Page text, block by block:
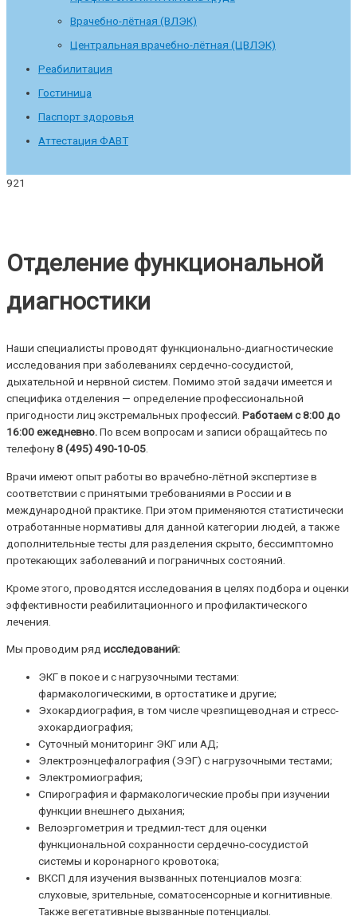
Врачебно-лётная (ВЛЭК)
Центральная врачебно-лётная (ЦВЛЭК)
Реабилитация
Гостиница
Паспорт здоровья
Аттестация ФАВТ
Отделение функциональной
диагностики
Наши специалисты проводят функционально-диагностические
исследования при заболеваниях сердечно-сосудистой,
дыхательной и нервной систем. Помимо этой задачи имеется и
специфика отделения — определение профессиональной
пригодности лиц экстремальных профессий. Работаем с 8:00 до
16:00 ежедневно.По всем вопросам и записи обращайтесь по
телефону8 (495) 490-10-05.
Врачи имеют опыт работы во врачебно-лётной экспертизе в
соответствии с принятыми требованиями в России и в
международной практике. При этом применяются статистически
отработанные нормативы для данной категории людей, а также
дополнительные тесты для разделения скрыто, бессимптомно
протекающих заболеваний и пограничных состояний.
Кроме этого, проводятся исследования в целях подбора и оценки
эффективности реабилитационного и профилактического
лечения.
Мы проводим ряд исследований:
ЭКГ в покое и с нагрузочными тестами:
фармакологическими, в ортостатике и другие;
Эхокардиография, в том числе чрезпищеводная и стресс-
эхокардиография;
Суточный мониторинг ЭКГ или АД;
Электроэнцефалография (ЭЭГ) с нагрузочными тестами;
Электромиография;
Спирография и фармакологические пробы при изучении
функции внешнего дыхания;
Велоэргометрия и тредмил-тест для оценки
функциональной сохранности сердечно-сосудистой
системы и коронарного кровотока;
ВКСП для изучения вызванных потенциалов мозга:
слуховые, зрительные, соматосенсорные и когнитивные.
Также вегетативные вызванные потенциалы.